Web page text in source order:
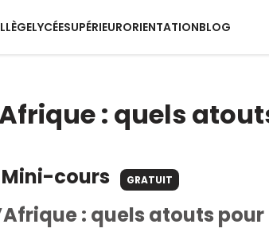
LYCÉESUPÉRIEURORIENTATIONBLOG
: quels
Mini-cours GRATUIT
: quels atouts